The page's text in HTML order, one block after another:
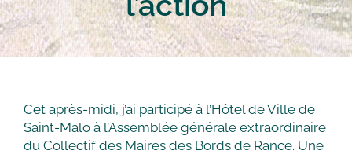
Contact
Cet après-midi, j’ai participé à l’Hôtel de Ville de
Saint-Malo à l’Assemblée générale extraordinaire
du Collectif des Maires des Bords de Rance. Une